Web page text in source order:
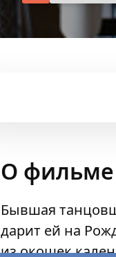
О фильме
Бывшая
дарит ей на
из окошек